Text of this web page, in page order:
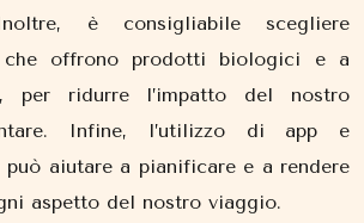
Inoltre, è consigliabile scegliere
offrono prodotti biologici e a
per ridurre l’impatto del nostro
Infine, l’utilizzo di app e
aiutare a pianificare e a rendere
aspetto del nostro viaggio.